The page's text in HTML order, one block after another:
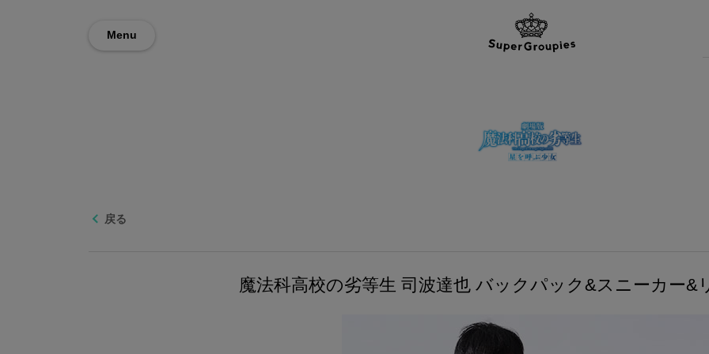
Menu
戻る
魔法科高校の劣等生 司波達也 バックパック&スニーカー&